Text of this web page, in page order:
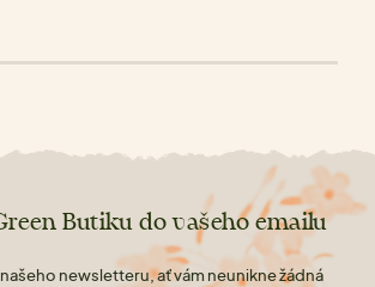
Butiku do vašeho emailu
newsletteru, ať vám neunikne žádná